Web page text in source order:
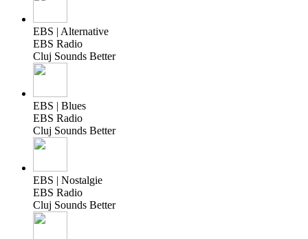
EBS | Alternative
EBS Radio
Cluj Sounds Better
EBS | Blues
EBS Radio
Cluj Sounds Better
EBS | Nostalgie
EBS Radio
Cluj Sounds Better